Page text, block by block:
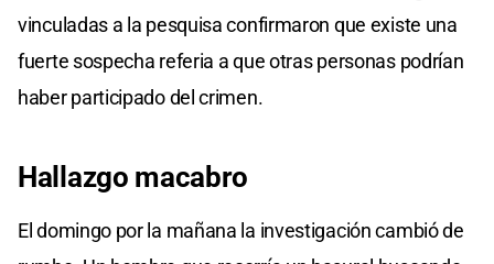
vinculadas a la pesquisa confirmaron que existe una
fuerte sospecha referia a que otras personas podrían
haber participado del crimen.
Hallazgo macabro
El domingo por la mañana la investigación cambió de